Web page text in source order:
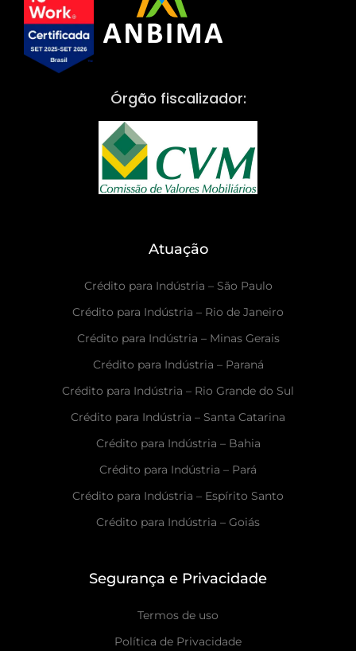
Órgão fiscalizador:
Atuação
Crédito para Indústria – São Paulo
Crédito para Indústria – Rio de Janeiro
Crédito para Indústria – Minas Gerais
Crédito para Indústria – Paraná
Crédito para Indústria – Rio Grande do Sul
Crédito para Indústria – Santa Catarina
Crédito para Indústria – Bahia
Crédito para Indústria – Pará
Crédito para Indústria – Espírito Santo
Crédito para Indústria – Goiás
Segurança e Privacidade
Termos de uso
Política de Privacidade